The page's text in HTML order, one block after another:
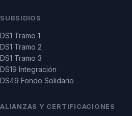
SUBSIDIOS
DS1 Tramo 1
DS1 Tramo 2
DS1 Tramo 3
DS19 Integración
DS49 Fondo Solidario
ALIANZAS Y CERTIFICACIONES